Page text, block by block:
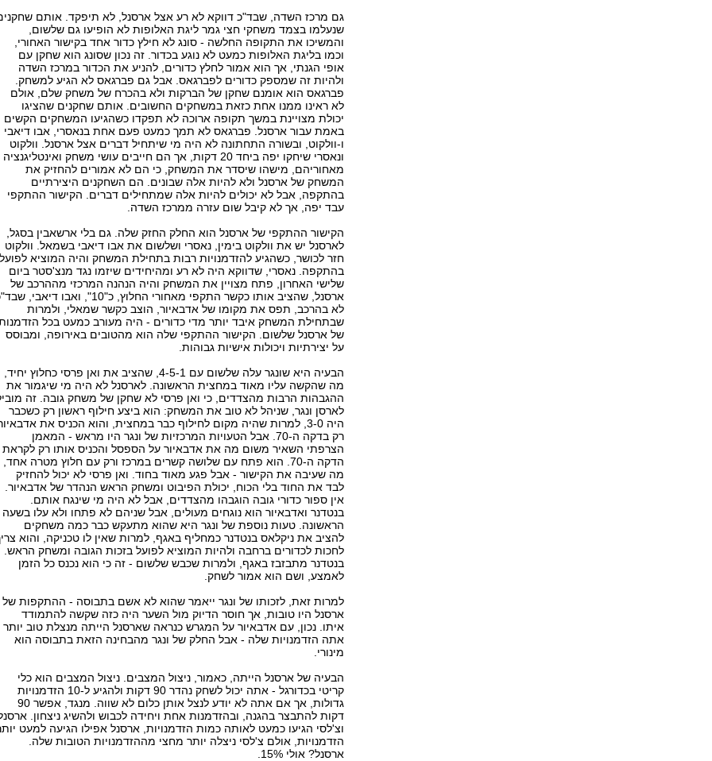
גם מרכז השדה, שבד"כ דווקא לא רע אצל ארסנל, לא תיפקד. אותם
שנעלמו בצמד משחקי חצי גמר ליגת האלופות לא הופיעו גם שלשום,
והמשיכו את התקופה החלשה - סונג לא חילץ כדור אחד בקישור האחורי,
וכמו בליגת האלופות כמעט לא נוגע בכדור. זה נכון שסונג הוא שחקן עם
אופי הגנתי, אך הוא אמור לחלץ כדורים, להניע את הכדור במרכז השדה
ולהיות זה שמספק כדורים לפברגאס. אבל גם פברגאס לא הגיע למשחק.
פברגאס הוא אומנם שחקן של הברקות ולא בהכרח של משחק שלם, אולם
לא ראינו ממנו אחת כזאת במשחקים החשובים. אותם שחקנים שהציגו
יכולת מצויינת במשך תקופה ארוכה לא תפקדו כשהגיעו המשחקים הקשים
באמת עבור ארסנל. פברגאס לא תמך כמעט פעם אחת בנאסרי, אבו דיאבי
ו-וולקוט, ובשורה התחתונה לא היה מי שיתחיל דברים אצל ארסנל. וולקוט
ונאסרי שיחקו יפה ביחד 20 דקות, אך הם חייבים עושי משחק ואינטליגנציה
מאחוריהם, מישהו שיסדר את המשחק, כי הם לא אמורים להחזיק את
המשחק של ארסנל ולא להיות אלה שבונים. הם השחקנים היצירתיים
בהתקפה, אבל לא יכולים להיות אלה שמתחילים דברים. הקישור ההתקפי
עבד יפה, אך לא קיבל שום עזרה ממרכז השדה.
הקישור ההתקפי של ארסנל הוא החלק החזק שלה. גם בלי ארשאבין בסגל,
לארסנל יש את וולקוט בימין, נאסרי ושלשום את אבו דיאבי בשמאל. וולקוט
חזר לכושר, כשהגיע להזדמנויות רבות בתחילת המשחק והיה המוציא לפועל
בהתקפה. נאסרי, שדווקא היה לא רע ומהיחידים שיזמו נגד מנצ'סטר ביום
שלישי האחרון, פתח מצויין את המשחק והיה הנהנה המרכזי מההרכב של
ארסנל, שהציב אותו כקשר התקפי מאחורי החלוץ, כ"10", ואבו דיאבי,
לא בהרכב, תפס את מקומו של אדבאיור, הוצב כקשר שמאלי, ולמרות
שבתחילת המשחק איבד יותר מדי כדורים - היה מעורב כמעט בכל
של ארסנל שלשום. הקישור ההתקפי שלה הוא מהטובים באירופה, ומבוסס
על יצירתיות ויכולות אישיות גבוהות.
הבעיה היא שונגר עלה שלשום עם 4-5-1, שהציב את ואן פרסי כחלוץ יחיד,
מה שהקשה עליו מאוד במחצית הראשונה. לארסנל לא היה מי שיגמור את
ההגבהות הרבות מהצדדים, כי ואן פרסי לא שחקן של משחק גובה. זה
לארסן ונגר, שניהל לא טוב את המשחק: הוא ביצע חילוף ראשון רק כשכבר
היה 3-0, למרות שהיה מקום לחילוף כבר במחצית, והוא הכניס את
רק בדקה ה-70. אבל הטעויות המרכזיות של ונגר היו מראש - המאמן
הצרפתי השאיר משום מה את אדבאיור על הספסל והכניס אותו רק לקראת
הדקה ה-70. הוא פתח עם שלושה קשרים במרכז ורק עם חלוץ מטרה אחד,
מה שעיבה את הקישור - אבל פגע מאוד בחוד. ואן פרסי לא יכול להחזיק
לבד את החוד בלי הכוח, יכולת הפיבוט ומשחק הראש הנהדר של אדבאיור.
אין ספור כדורי גובה הוגבהו מהצדדים, אבל לא היה מי שינגח אותם.
בנטדנר ואדבאיור הוא נוגחים מעולים, אבל שניהם לא פתחו ולא עלו בשעה
הראשונה. טעות נוספת של ונגר היא שהוא מתעקש כבר כמה משחקים
להציב את ניקלאס בנטדנר כמחליף באגף, למרות שאין לו טכניקה, והוא
לחכות לכדורים ברחבה ולהיות המוציא לפועל בזכות הגובה ומשחק הראש.
בנטדנר מתבזבז באגף, ולמרות שכבש שלשום - זה כי הוא נכנס כל הזמן
לאמצע, ושם הוא אמור לשחק.
למרות זאת, לזכותו של ונגר ייאמר שהוא לא אשם בתבוסה - ההתקפות של
ארסנל היו טובות, אך חוסר הדיוק מול השער היה כזה שקשה להתמודד
איתו. נכון, עם אדבאיור על המגרש כנראה שארסנל הייתה מנצלת טוב יותר
אתה הזדמנויות שלה - אבל החלק של ונגר מהבחינה הזאת בתבוסה הוא
מינורי.
הבעיה של ארסנל הייתה, כאמור, ניצול המצבים. ניצול המצבים הוא כלי
קריטי בכדורגל - אתה יכול לשחק נהדר 90 דקות ולהגיע ל-10 הזדמנויות
גדולות, אך אם אתה לא יודע לנצל אותן כלום לא שווה. מנגד, אפשר 90
דקות להתבצר בהגנה, ובהזדמנות אחת ויחידה לכבוש ולהשיג ניצחון.
וצ'לסי הגיעו כמעט לאותה כמות הזדמנויות, ארסנל אפילו הגיעה למעט
הזדמנויות, אולם צ'לסי ניצלה יותר מחצי מההזדמנויות הטובות שלה.
ארסנל? אולי 15%.